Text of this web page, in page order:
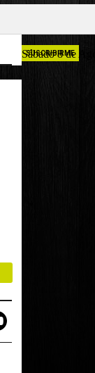
Sábado 8 de
SUSCRIBIRME